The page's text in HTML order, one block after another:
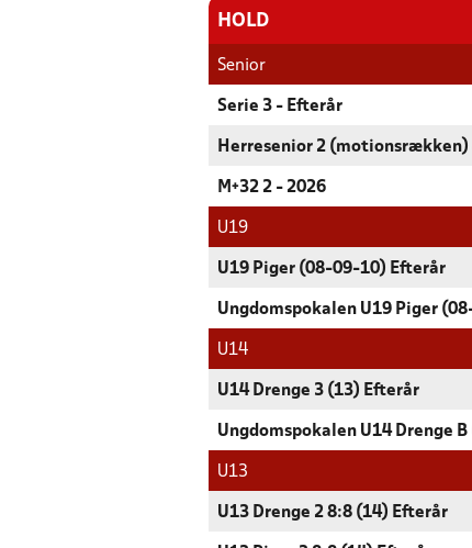
HOLD
Senior
Serie 3 - Efterår
Herresenior 2 (motionsrækken)
M+32 2 - 2026
U19
U19 Piger (08-09-10) Efterår
Ungdomspokalen U19 Piger
U14
U14 Drenge 3 (13) Efterår
Ungdomspokalen U14 Drenge
U13
U13 Drenge 2 8:8 (14) Efterår